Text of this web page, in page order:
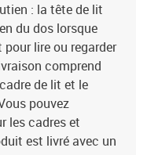
: la tête de lit
du dos lorsque
lire ou regarder
comprend
de lit et le
pouvez
les cadres et
est livré avec un